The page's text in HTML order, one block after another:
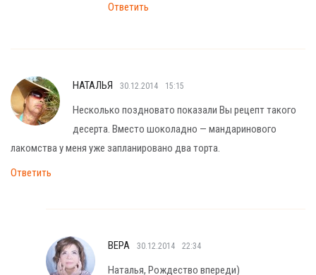
Ответить
НАТАЛЬЯ 30.12.2014 15:15
Несколько поздновато показали Вы рецепт такого
десерта. Вместо шоколадно — мандаринового
лакомства у меня уже запланировано два торта.
Ответить
ВЕРА 30.12.2014 22:34
Наталья, Рождество впереди)